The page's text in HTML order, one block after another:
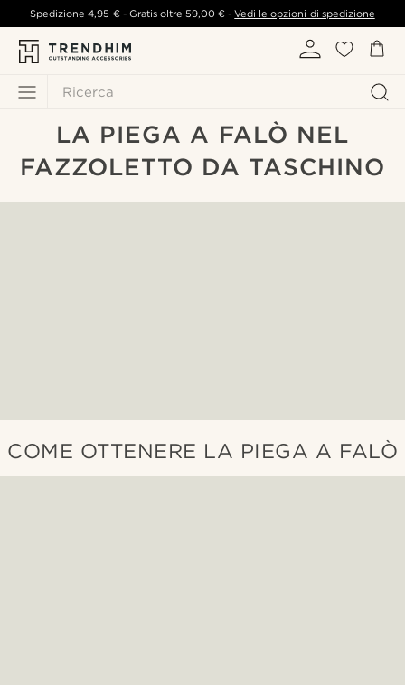
Ricerca
Spedizione4,95 €- Gratis oltre 59,00 € -Vedi le opzioni di spedizione
LA PIEGA A FALÒ NEL
FAZZOLETTO DA TASCHINO
COME OTTENERE LA PIEGA A FALÒ